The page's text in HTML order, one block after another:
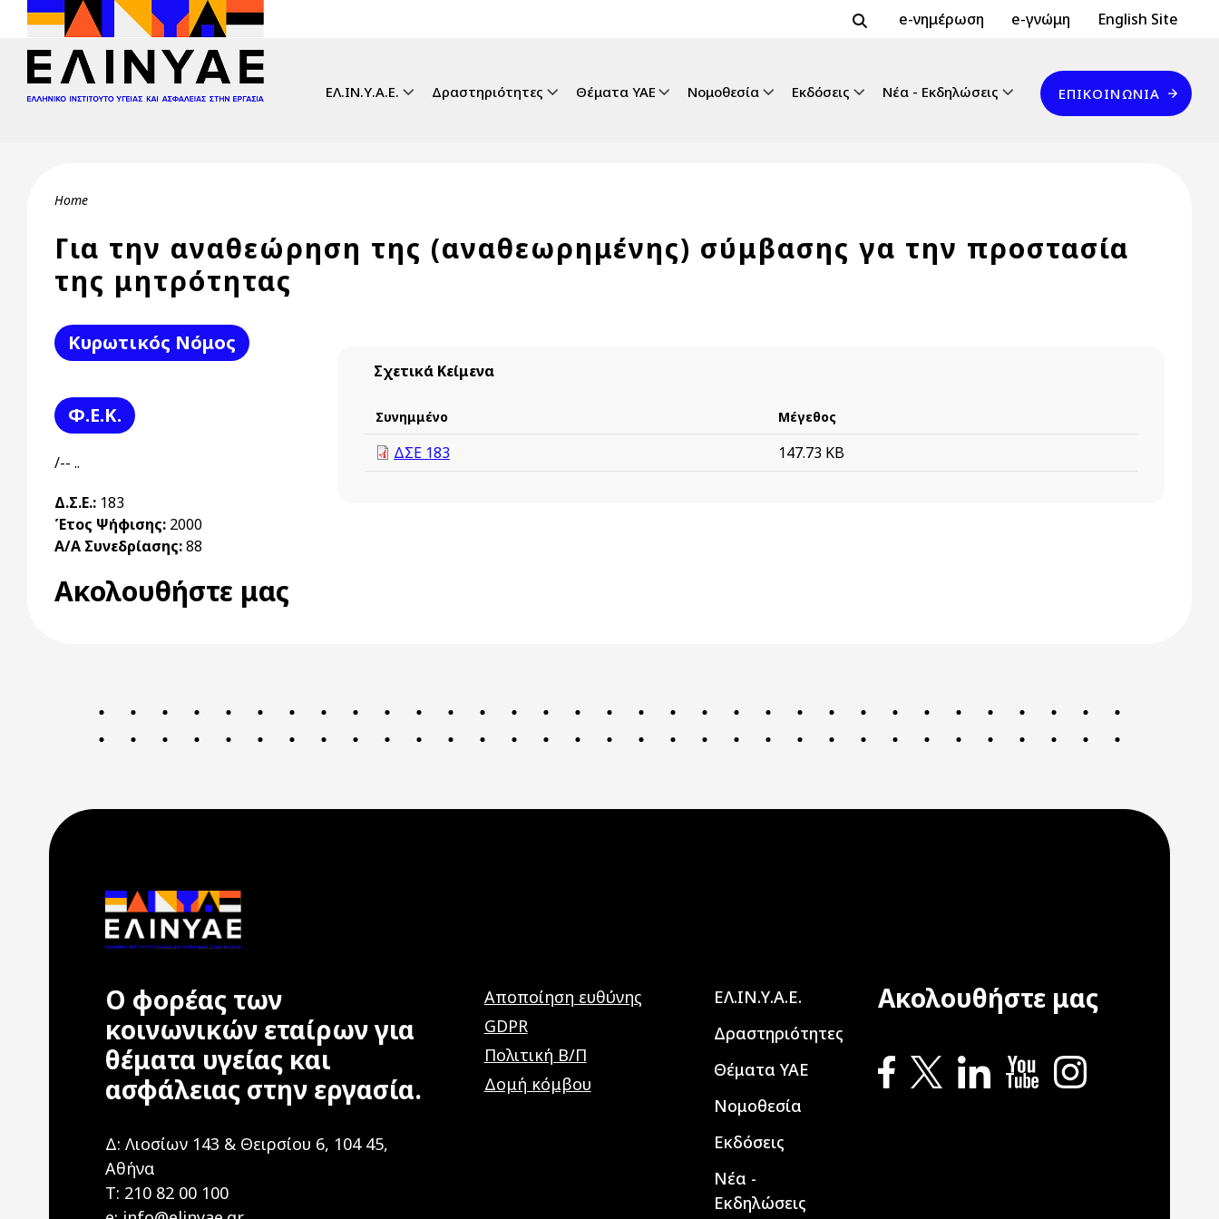
Skip to main content Header Top 2
e-νημέρωση e-γνώμη Header Top
English Site
ΕΛ.ΙΝ.Υ.Α.Ε. Δραστηριότητες Θέματα ΥΑΕ Νομοθεσία Εκδόσεις Νέα - Εκδηλώσεις
Επικοινωνία
ΕΠΙΚΟΙΝΩΝΊΑ
Breadcrumb
Home
Για την αναθεώρηση της (αναθεωρημένης) σύμβασης γα την προστασία
της μητρότητας
Κυρωτικός Νόμος
Φ.Ε.Κ.
/-- ..
Δ.Σ.Ε.: 183
Έτος Ψήφισης: 2000
Α/Α Συνεδρίασης:88
Σχετικά Κείμενα
Συνημμένο Μέγεθος
ΔΣΕ 183 147.73 KB
Ακολουθήστε μας
Ο φορέας των
κοινωνικών εταίρων για
θέματα υγείας και
ασφάλειας στην εργασία.
Δ: Λιοσίων 143 & Θειρσίου 6, 104 45,
Αθήνα
T: 210 82 00 100
Αποποίηση ευθύνης
GDPR
Πολιτική Β/Π
Δομή κόμβου
Main navigation
ΕΛ.ΙΝ.Υ.Α.Ε.
Δραστηριότητες
Θέματα ΥΑΕ
Νομοθεσία
Εκδόσεις
Νέα -
Εκδηλώσεις
Ακολουθήστε μας